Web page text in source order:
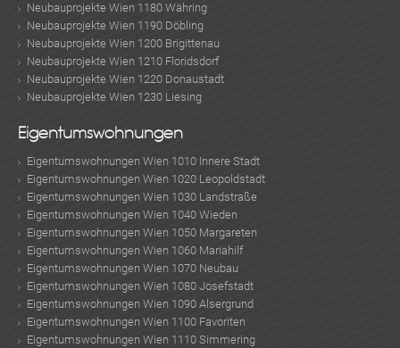
Neubauprojekte Wien 1180 Währing
Neubauprojekte Wien 1190 Döbling
Neubauprojekte Wien 1200 Brigittenau
Neubauprojekte Wien 1210 Floridsdorf
Neubauprojekte Wien 1220 Donaustadt
Neubauprojekte Wien 1230 Liesing
Eigentumswohnungen
Eigentumswohnungen Wien 1010 Innere Stadt
Eigentumswohnungen Wien 1020 Leopoldstadt
Eigentumswohnungen Wien 1030 Landstraße
Eigentumswohnungen Wien 1040 Wieden
Eigentumswohnungen Wien 1050 Margareten
Eigentumswohnungen Wien 1060 Mariahilf
Eigentumswohnungen Wien 1070 Neubau
Eigentumswohnungen Wien 1080 Josefstadt
Eigentumswohnungen Wien 1090 Alsergrund
Eigentumswohnungen Wien 1100 Favoriten
Eigentumswohnungen Wien 1110 Simmering